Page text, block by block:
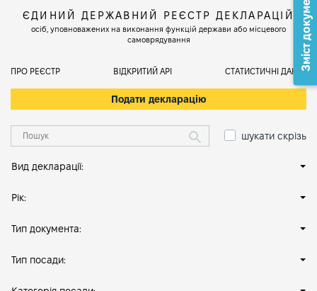
ЄДИНИЙ ДЕРЖАВНИЙ РЕЄСТР ДЕКЛАРАЦІЙ
осіб, уповноважених на виконання функцій держави або місцевого
самоврядування
ПРО РЕЄСТР ВІДКРИТИЙ АРІ СТАТИСТИЧНІ ДАНІ
Подати декларацію
шукати скрізь
Вид декларації:
Рік:
Тип документа:
Тип посади:
Зміст документа